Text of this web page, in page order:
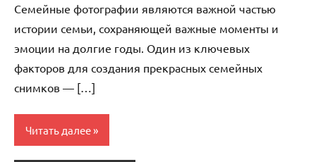
Семейные фотографии являются важной частью
истории семьи, сохраняющей важные моменты и
эмоции на долгие годы. Один из ключевых
факторов для создания прекрасных семейных
снимков — […]
Читать далее